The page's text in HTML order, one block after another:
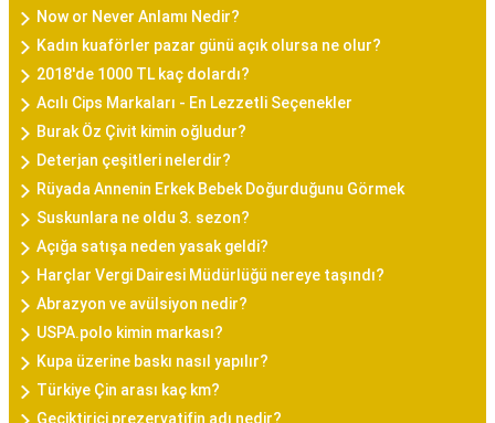
Now or Never Anlamı Nedir?
Kadın kuaförler pazar günü açık olursa ne olur?
2018'de 1000 TL kaç dolardı?
Acılı Cips Markaları - En Lezzetli Seçenekler
Burak Öz Çivit kimin oğludur?
Deterjan çeşitleri nelerdir?
Rüyada Annenin Erkek Bebek Doğurduğunu Görmek
Suskunlara ne oldu 3. sezon?
Açığa satışa neden yasak geldi?
Harçlar Vergi Dairesi Müdürlüğü nereye taşındı?
Abrazyon ve avülsiyon nedir?
USPA.polo kimin markası?
Kupa üzerine baskı nasıl yapılır?
Türkiye Çin arası kaç km?
Geciktirici prezervatifin adı nedir?